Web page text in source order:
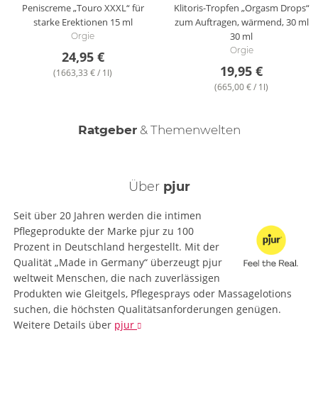
Peniscreme „Touro XXXL“ für
starke Erektionen 15 ml
Orgie
24,95 €
(1663,33 € / 1l)
Klitoris-Tropfen „Orgasm Drops“
zum Auftragen, wärmend, 30 ml
30 ml
Orgie
19,95 €
(665,00 € / 1l)
Ratgeber& Themenwelten
Mehr Lust, weniger Druck - Tipps gegen
Erektionsstörungen
Über pjur
Seit über 20 Jahren werden die intimen
Pflegeprodukte der Marke pjur zu 100
Prozent in Deutschland hergestellt. Mit der
Qualität „Made in Germany“ überzeugt pjur
weltweit Menschen, die nach zuverlässigen
Produkten wie Gleitgels, Pflegesprays oder Massagelotions
suchen, die höchsten Qualitätsanforderungen genügen.
Weitere Details über pjur